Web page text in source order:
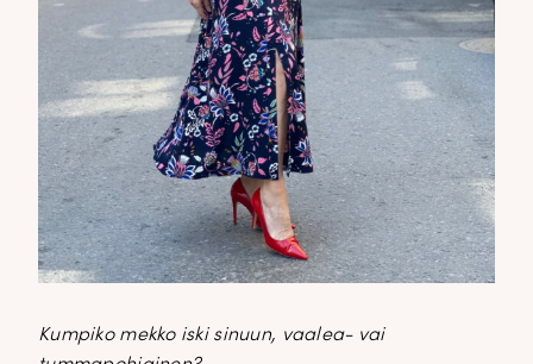
Kumpiko mekko iski sinuun, vaalea- vai